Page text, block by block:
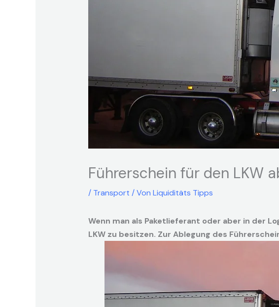
Führerschein für den LKW
/ Transport / Von Liquiditäts Tipps
Wenn man als Paketlieferant oder aber in der
LKW zu besitzen. Zur Ablegung des